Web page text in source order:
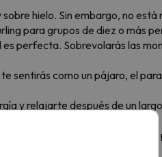
hielo. Sin embargo, no
para grupos de diez o más
perfecta. Sobrevolarás las
sentirás como un pájaro, el
y relajarte después de un
invierno. ¡Recuerda que